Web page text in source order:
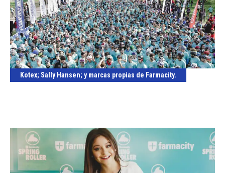
Kotex; Sally Hansen; y marcas propias de Farmacity.